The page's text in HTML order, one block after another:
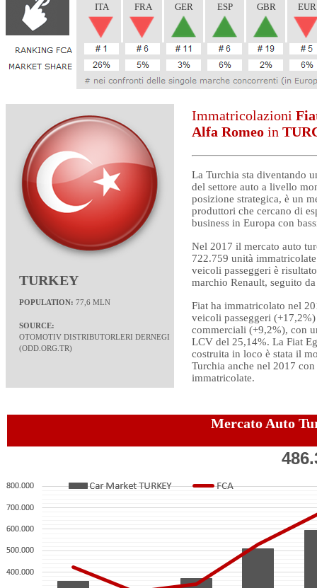
ITA FRA GER ESP GBR EUR
TURKEY
POPULATION: 77,6 MLN
SOURCE:
OTOMOTIV DISTRIBUTORLERI DERNEGI
(ODD.ORG.TR)
Immatricolazioni
Alfa Romeo in
La Turchia sta diventando
del settore auto a livello
posizione strategica, è un
produttori che cercano di
business in Europa con
Nel 2017 il mercato auto
722.759 unità
veicoli passeggeri è
marchio Renault, seguito
Fiat ha immatricolato nel
veicoli passeggeri
commerciali (+9,2%), con
LCV del 25,14%. La Fiat
costruita in loco è stata il
Turchia anche nel 2017
immatricolate.
Mercato Auto